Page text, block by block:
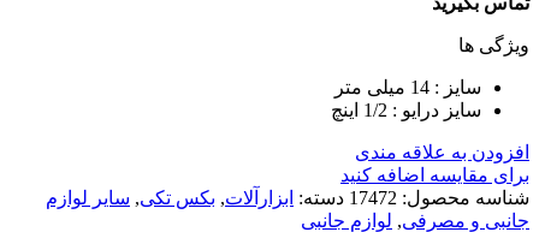
ویژگی ها
سایز : 14 میلی متر
سایز درایو : 1/2 اینچ
افزودن به علاقه مندی
برای مقایسه اضافه کنید
شناسه محصول: 17472 دسته: ابزارآلات, بکس تکی, سایر لوازم
جانبی و مصرفی, لوازم جانبی